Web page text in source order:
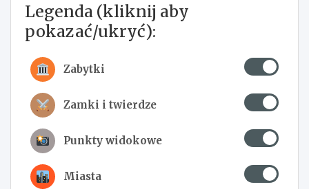
Legenda (kliknij aby
pokazać/ukryć):
Zabytki
Zamki i twierdze
Punkty widokowe
Miasta